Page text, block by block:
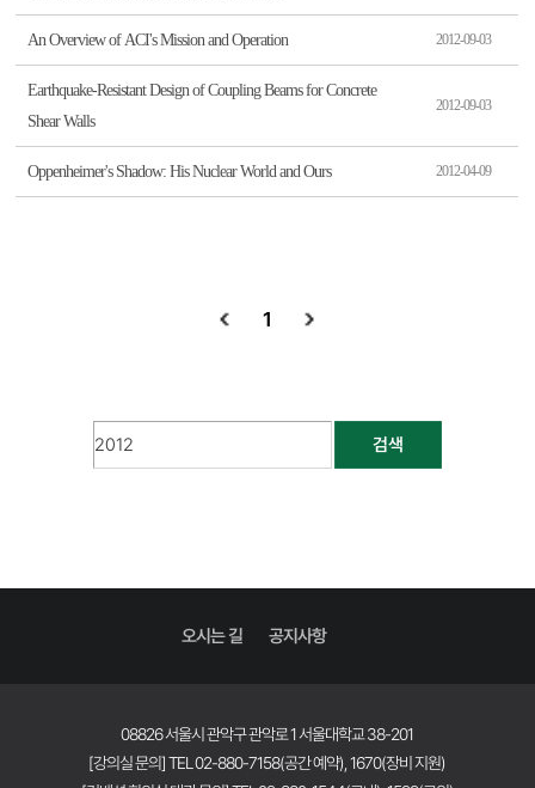
An Overview of ACI's Mission and Operation 2012-09-03
Earthquake-Resistant Design of Coupling Beams for Concrete
Shear Walls
2012-09-03
Oppenheimer's Shadow: His Nuclear World and Ours 2012-04-09
1
검색
오시는 길 공지사항
08826 서울시 관악구 관악로 1 서울대학교 38-201
[강의실 문의] TEL 02-880-7158(공간 예약), 1670(장비 지원)